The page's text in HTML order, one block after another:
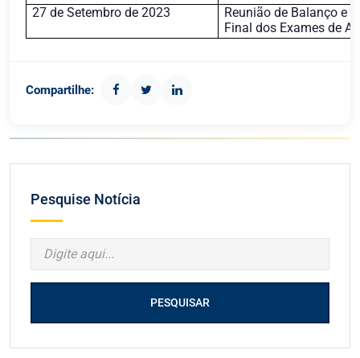
27 de Setembro de 2023
Reunião de Balanço e
Final dos Exames de
Compartilhe:
Pesquise Notícia
PESQUISAR